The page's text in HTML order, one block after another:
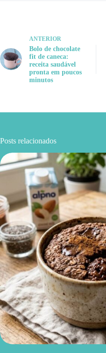
ANTERIOR
Bolo de chocolate
fit de caneca:
receita saudável
pronta em poucos
minutos
Posts relacionados